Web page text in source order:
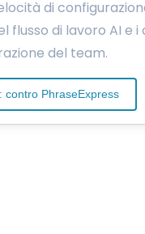
di
flusso di lavoro AI e
del team.
contro PhraseExpress